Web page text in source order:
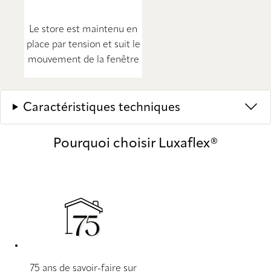
Le store est maintenu en
place par tension et suit le
mouvement de la fenêtre
Caractéristiques techniques
Pourquoi choisir Luxaflex®
75 ans de savoir-faire sur